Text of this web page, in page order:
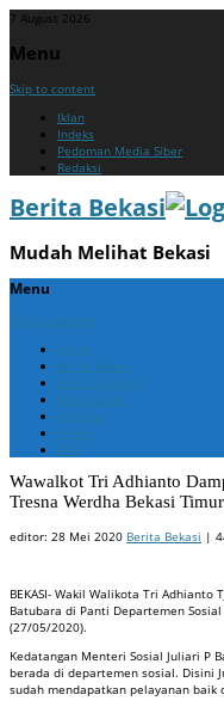
7 August 2026
Menu
Skip to content
Iklan
Indeks
Pedoman Media Siber
Redaksi
Berita Bekasi
Mudah Melihat Bekasi
Menu
Skip to content
Home
Berita Bekasi
Berita Cikarang
Berita Jabar
Nasional
Politik
ADV
Wawalkot Tri Adhianto
Tresna Werdha Bekasi Timur
editor: 28 Mei 2020 Berita Bekasi |
BEKASI- Wakil Walikota Tri
Batubara di Panti Departemen
(27/05/2020).
Kedatangan Menteri Sosial Juliari P
berada di departemen sosial. Disini
sudah mendapatkan pelayanan